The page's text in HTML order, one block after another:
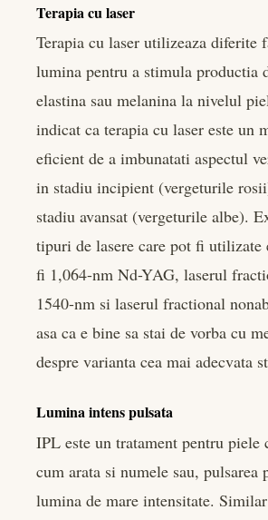
Terapia cu laser
Terapia cu laser utilizeaza diferite
lumina pentru a stimula productia
elastina sau melanina la nivelul
indicat ca terapia cu laser este un
eficient de a imbunatati aspectul
in stadiu incipient (vergeturile
stadiu avansat (vergeturile albe).
tipuri de lasere care pot fi utilizate
fi 1,064-nm Nd-YAG, laserul
1540-nm si laserul fractional
asa ca e bine sa stai de vorba cu
despre varianta cea mai adecvata
Lumina intens pulsata
IPL este un tratament pentru piele
cum arata si numele sau, pulsarea
lumina de mare intensitate.